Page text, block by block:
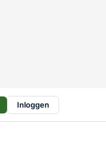
Inloggen